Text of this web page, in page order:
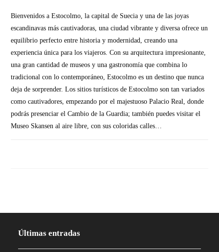
Bienvenidos a Estocolmo, la capital de Suecia y una de las joyas
escandinavas más cautivadoras, una ciudad vibrante y diversa ofrece un
equilibrio perfecto entre historia y modernidad, creando una
experiencia única para los viajeros. Con su arquitectura impresionante,
una gran cantidad de museos y una gastronomía que combina lo
tradicional con lo contemporáneo, Estocolmo es un destino que nunca
deja de sorprender. Los sitios turísticos de Estocolmo son tan variados
como cautivadores, empezando por el majestuoso Palacio Real, donde
podrás presenciar el Cambio de la Guardia; también puedes visitar el
Museo Skansen al aire libre, con sus coloridas calles…
Últimas entradas